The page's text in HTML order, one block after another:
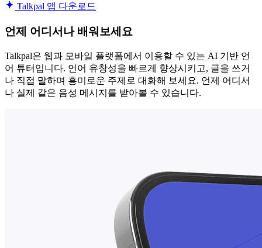
Talkpal 앱 다운로드
언제 어디서나 배워보세요
Talkpal은 웹과 모바일 플랫폼에서 이용할 수 있는 AI 기반 언
어 튜터입니다. 언어 유창성을 빠르게 향상시키고, 글을 쓰거
나 직접 말하며 흥미로운 주제로 대화해 보세요. 언제 어디서
나 실제 같은 음성 메시지를 받아볼 수 있습니다.